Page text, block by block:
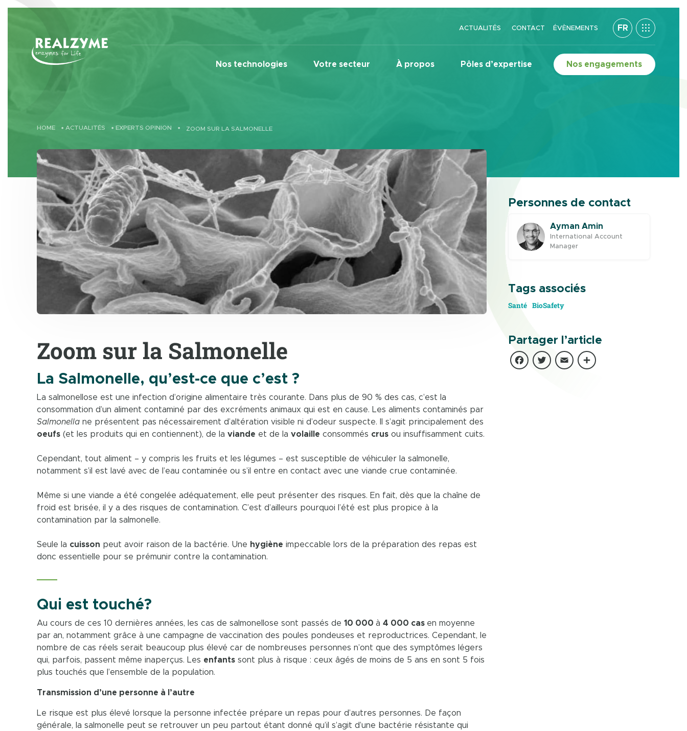
ACTUALITÉS CONTACT ÉVÈNEMENTS FR
Nos technologies Votre secteur À propos Pôles d’expertise Nos engagements
HOME • ACTUALITÉS • EXPERTS OPINION • ZOOM SUR LA SALMONELLE
Zoom sur la Salmonelle
La Salmonelle, qu’est-ce que c’est ?
La salmonellose est une infection d’origine alimentaire très courante. Dans plus de 90 % des cas, c’est la
consommation d’un aliment contaminé par des excréments animaux qui est en cause. Les aliments contaminés par
Salmonella ne présentent pas nécessairement d’altération visible ni d’odeur suspecte. Il s’agit principalement des
oeufs (et les produits qui en contiennent), de laviande et de lavolaille consommés crus ou insuffisamment cuits.
Cependant, tout aliment – y compris les fruits et les légumes – est susceptible de véhiculer la salmonelle,
notamment s’il est lavé avec de l’eau contaminée ou s’il entre en contact avec une viande crue contaminée.
Même si une viande a été congelée adéquatement, elle peut présenter des risques. En fait, dès que la chaîne de
froid est brisée, il y a des risques de contamination. C’est d’ailleurs pourquoi l’été est plus propice à la
contamination par la salmonelle.
Seule la cuisson peut avoir raison de la bactérie. Une hygiène impeccable lors de la préparation des repas est
donc essentielle pour se prémunir contre la contamination.
Qui est touché?
Au cours de ces 10 dernières années, les cas de salmonellose sont passés de10 000à4 000 cas en moyenne
par an, notamment grâce à une campagne de vaccination des poules pondeuses et reproductrices. Cependant, le
nombre de cas réels serait beaucoup plus élevé car de nombreuses personnes n’ont que des symptômes légers
qui, parfois, passent même inaperçus. Les enfants sont plus à risque : ceux âgés de moins de 5 ans en sont 5 fois
plus touchés que l’ensemble de la population.
Transmission d’une personne à l’autre
Le risque est plus élevé lorsque la personne infectée prépare un repas pour d’autres personnes. De façon
générale, la salmonelle peut se retrouver un peu partout étant donné qu’il s’agit d’une bactérie résistante qui
Personnes de contact
Ayman Amin
International Account
Manager
Tags associés
Santé BioSafety
Partager l’article
Facebook
Twitter
Email